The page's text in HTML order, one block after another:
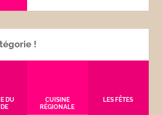
!
DU
CUISINE
RÉGIONALE
LES FÊTES